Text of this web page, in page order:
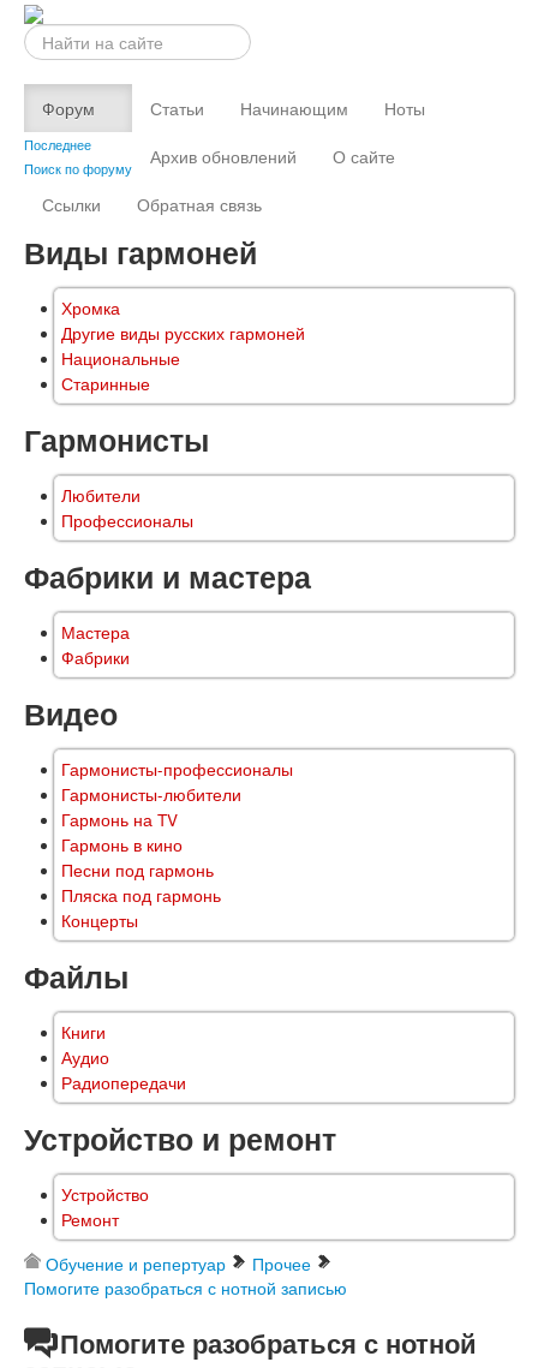
Искать...
Форум
Последнее
Поиск по форуму
Статьи Начинающим
Ноты
Архив обновлений
О сайте
Ссылки
Обратная связь
Виды гармоней
Хромка
Другие виды русских гармоней
Национальные
Старинные
Гармонисты
Любители
Профессионалы
Фабрики и мастера
Мастера
Фабрики
Видео
Гармонисты-профессионалы
Гармонисты-любители
Гармонь на TV
Гармонь в кино
Песни под гармонь
Пляска под гармонь
Концерты
Файлы
Книги
Аудио
Радиопередачи
Устройство и ремонт
Устройство
Ремонт
Обучение и репертуар
Прочее
Помогите разобраться с нотной записью
Помогите разобраться с нотной